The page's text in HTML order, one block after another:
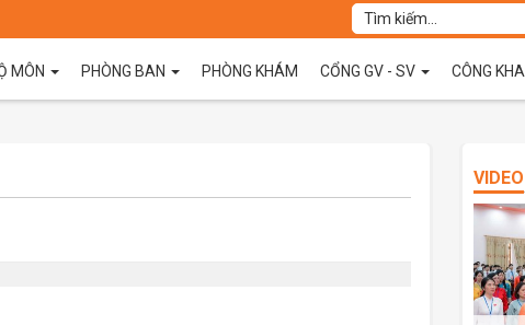
MÔN PHÒNG BAN PHÒNG KHÁM CỔNG GV - SV CÔNG KHAI
VIDEO